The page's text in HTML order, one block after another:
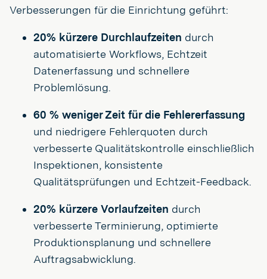
Verbesserungen für die Einrichtung geführt:
20% kürzere Durchlaufzeiten durch
automatisierte Workflows, Echtzeit
Datenerfassung und schnellere
Problemlösung.
60 % weniger Zeit für die Fehlererfassung
und niedrigere Fehlerquoten durch
verbesserte Qualitätskontrolle einschließlich
Inspektionen, konsistente
Qualitätsprüfungen und Echtzeit-Feedback.
20% kürzere Vorlaufzeiten durch
verbesserte Terminierung, optimierte
Produktionsplanung und schnellere
Auftragsabwicklung.